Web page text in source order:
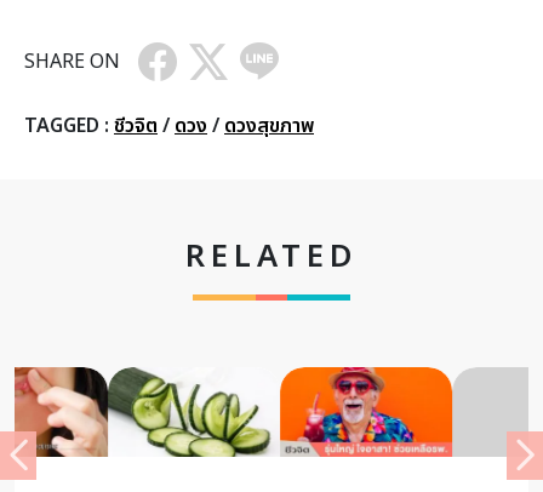
SHARE ON
TAGGED : ชีวจิต / ดวง / ดวงสุขภาพ
RELATED